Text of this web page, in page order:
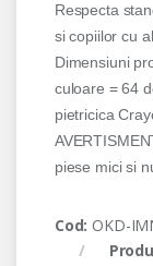
Respecta
si copiilor cu
Dimensiuni
culoare = 64
pietricica
piese mici si
Cod: OKD-